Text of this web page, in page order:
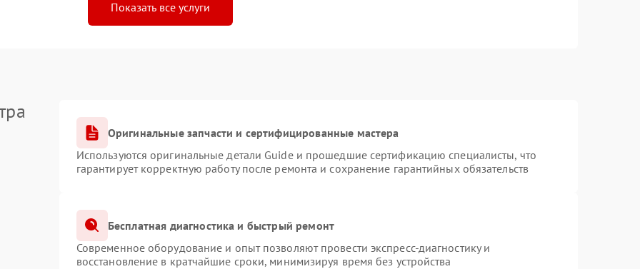
Показать все услуги
Оригинальные запчасти и сертифицированные мастера
Используются оригинальные детали Guide и прошедшие сертификацию специалисты, что
гарантирует корректную работу после ремонта и сохранение гарантийных обязательств
Бесплатная диагностика и быстрый ремонт
Современное оборудование и опыт позволяют провести экспресс-диагностику и
восстановление в кратчайшие сроки, минимизируя время без устройства